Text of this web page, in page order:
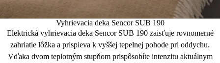
Vyhrievacia deka Sencor SUB 190
Elektrická vyhrievacia deka Sencor SUB 190 zaisťuje rovnomerné
zahriatie lôžka a prispieva k vyššej tepelnej pohode pri oddychu.
Vďaka dvom teplotným stupňom prispôsobíte intenzitu aktuálnym